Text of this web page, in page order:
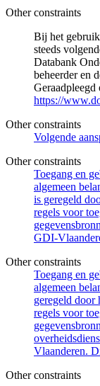
Other constraints
Bij het
steeds
Databank
beheerder en
https://
Other constraints
Volgende
Other constraints
Toegang en
algemeen
is geregeld
regels voor
GDI-
Other constraints
Toegang en
algemeen
geregeld door
regels voor
Vlaanderen.
Other constraints